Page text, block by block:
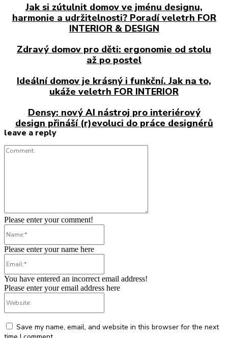
Jak si zútulnit domov ve jménu designu,
harmonie a udržitelnosti? Poradí veletrh FOR
INTERIOR & DESIGN
Zdravý domov pro děti: ergonomie od stolu
až po postel
Ideální domov je krásný i funkční. Jak na to,
ukáže veletrh FOR INTERIOR
Densy: nový AI nástroj pro interiérový
design přináší (r)evoluci do práce designérů
leave a reply
Please enter your comment!
Please enter your name here
You have entered an incorrect email address!
Please enter your email address here
Save my name, email, and website in this browser for the next